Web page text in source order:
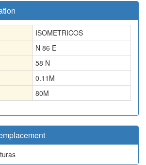
ISOMETRICOS
N 86 E
58 N
0.11 M
80M